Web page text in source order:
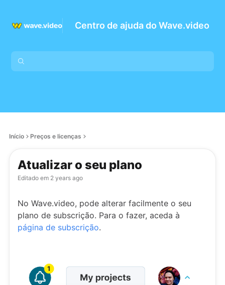
Centro de ajuda do Wave.video
Início Preços e licenças
Atualizar o seu plano
Editado em 2 years ago
No Wave.video, pode alterar facilmente o seu
plano de subscrição. Para o fazer, aceda à
página de subscrição.